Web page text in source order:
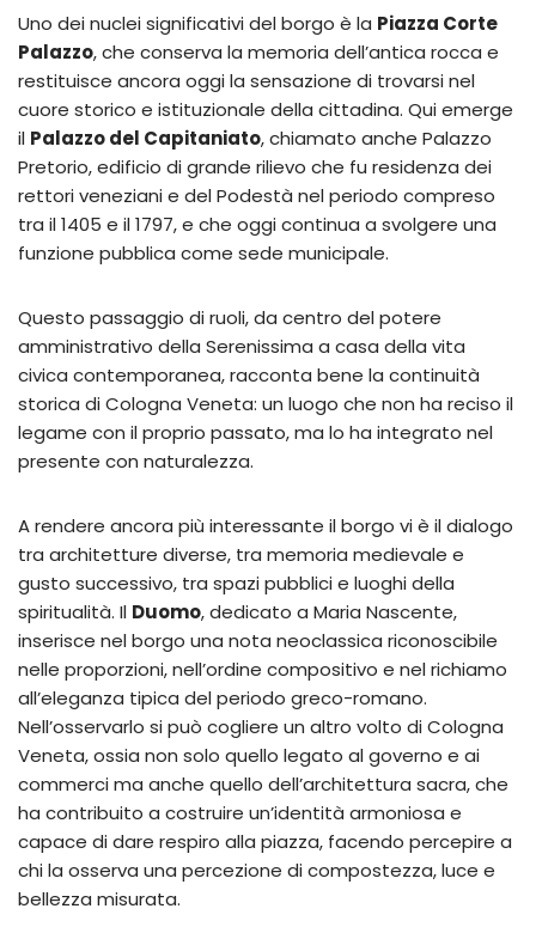
Uno dei nuclei significativi del borgo è la Piazza Corte
Palazzo, che conserva la memoria dell’antica rocca e
restituisce ancora oggi la sensazione di trovarsi nel
cuore storico e istituzionale della cittadina. Qui emerge
il Palazzo del Capitaniato, chiamato anche Palazzo
Pretorio, edificio di grande rilievo che fu residenza dei
rettori veneziani e del Podestà nel periodo compreso
tra il 1405 e il 1797, e che oggi continua a svolgere una
funzione pubblica come sede municipale.
Questo passaggio di ruoli, da centro del potere
amministrativo della Serenissima a casa della vita
civica contemporanea, racconta bene la continuità
storica di Cologna Veneta: un luogo che non ha reciso il
legame con il proprio passato, ma lo ha integrato nel
presente con naturalezza.
A rendere ancora più interessante il borgo vi è il dialogo
tra architetture diverse, tra memoria medievale e
gusto successivo, tra spazi pubblici e luoghi della
spiritualità. Il Duomo, dedicato a Maria Nascente,
inserisce nel borgo una nota neoclassica riconoscibile
nelle proporzioni, nell’ordine compositivo e nel richiamo
all’eleganza tipica del periodo greco-romano.
Nell’osservarlo si può cogliere un altro volto di Cologna
Veneta, ossia non solo quello legato al governo e ai
commerci ma anche quello dell’architettura sacra, che
ha contribuito a costruire un’identità armoniosa e
capace di dare respiro alla piazza, facendo percepire a
chi la osserva una percezione di compostezza, luce e
bellezza misurata.